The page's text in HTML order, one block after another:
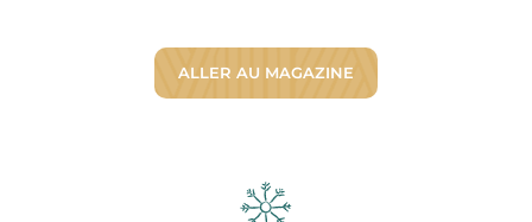
ALLER AU MAGAZINE